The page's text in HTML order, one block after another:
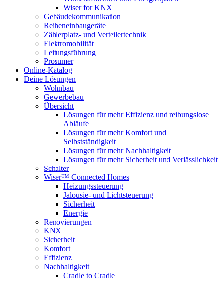
Wiser for KNX
Gebäudekommunikation
Reiheneinbaugeräte
Zählerplatz- und Verteilertechnik
Elektromobilität
Leitungsführung
Prosumer
Online-Katalog
Deine Lösungen
Wohnbau
Gewerbebau
Übersicht
Lösungen für mehr Effizienz und reibungslose
Abläufe
Lösungen für mehr Komfort und
Selbstständigkeit
Lösungen für mehr Nachhaltigkeit
Lösungen für mehr Sicherheit und Verlässlichkeit
Schalter
Wiser™ Connected Homes
Heizungssteuerung
Jalousie- und Lichtsteuerung
Sicherheit
Energie
Renovierungen
KNX
Sicherheit
Komfort
Effizienz
Nachhaltigkeit
Cradle to Cradle